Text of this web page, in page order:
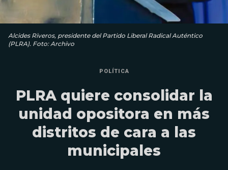
Alcides Riveros, presidente del Partido Liberal Radical Auténtico
(PLRA). Foto: Archivo
POLÍTICA
PLRA quiere consolidar la
unidad opositora en más
distritos de cara a las
municipales